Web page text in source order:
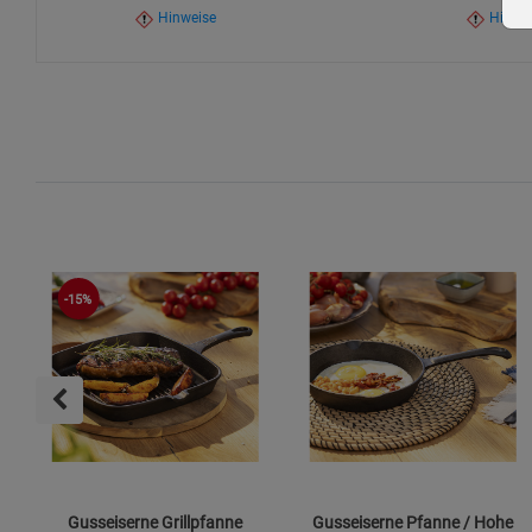
Hinweise
-15%
Gusseiserne Grillpfanne
Gusseiserne Pfanne / Hohe